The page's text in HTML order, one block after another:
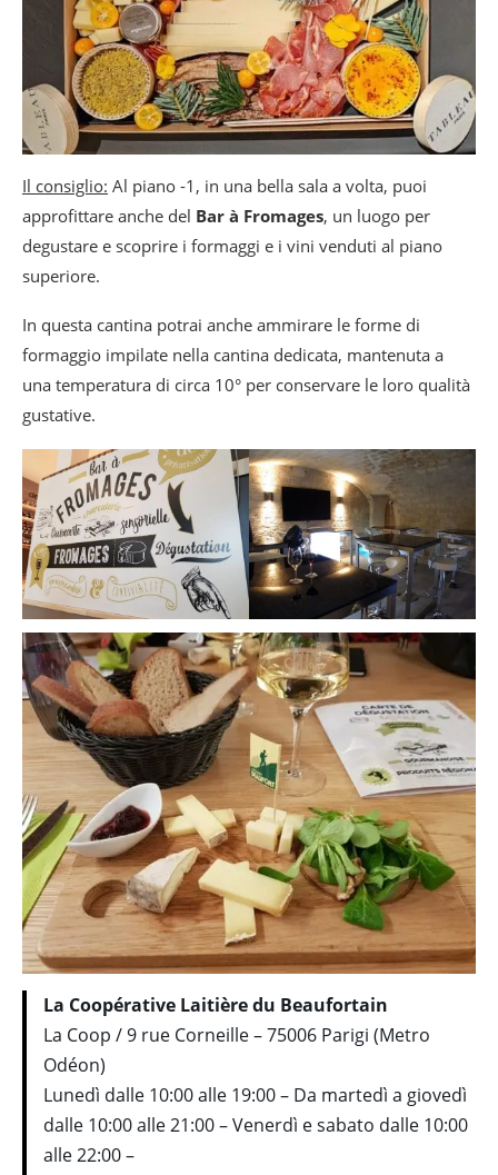
Il consiglio: Al piano -1, in una bella sala a volta, puoi
approfittare anche del Bar à Fromages, un luogo per
degustare e scoprire i formaggi e i vini venduti al piano
superiore.
In questa cantina potrai anche ammirare le forme di
formaggio impilate nella cantina dedicata, mantenuta a
una temperatura di circa 10° per conservare le loro qualità
gustative.
La Coopérative Laitière du Beaufortain
La Coop / 9 rue Corneille – 75006 Parigi (Metro
Odéon)
Lunedì dalle 10:00 alle 19:00 – Da martedì a giovedì
dalle 10:00 alle 21:00 – Venerdì e sabato dalle 10:00
alle 22:00 –